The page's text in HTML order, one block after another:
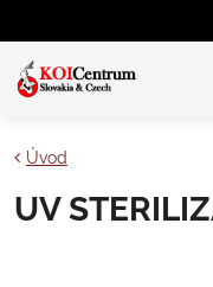
Úvod
UV